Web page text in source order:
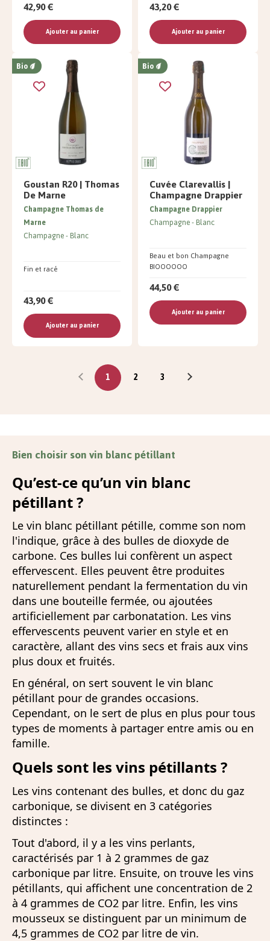
42,90 €
Ajouter au panier
43,20 €
Ajouter au panier
Bio
Goustan R20 | Thomas
De Marne
Fin et racé
Champagne Thomas de
Marne
Champagne Blanc
43,90 €
Ajouter au panier
Bio
Cuvée Clarevallis |
Champagne Drappier
Beau et bon Champagne
BIOOOOOO
Champagne Drappier
Champagne Blanc
44,50 €
Ajouter au panier
1 2 3
Bien choisir son vin blanc pétillant
Qu’est-ce qu’un vin blanc
pétillant ?
Le vin blanc pétillant pétille, comme son nom
l'indique, grâce à des bulles de dioxyde de
carbone. Ces bulles lui confèrent un aspect
effervescent. Elles peuvent être produites
naturellement pendant la fermentation du vin
dans une bouteille fermée, ou ajoutées
artificiellement par carbonatation. Les vins
effervescents peuvent varier en style et en
caractère, allant des vins secs et frais aux vins
plus doux et fruités.
En général, on sert souvent le vin blanc
pétillant pour de grandes occasions.
Cependant, on le sert de plus en plus pour tous
types de moments à partager entre amis ou en
famille.
Quels sont les vins pétillants ?
Les vins contenant des bulles, et donc du gaz
carbonique, se divisent en 3 catégories
distinctes :
Tout d'abord, il y a les vins perlants,
caractérisés par 1 à 2 grammes de gaz
carbonique par litre. Ensuite, on trouve les vins
pétillants, qui affichent une concentration de 2
à 4 grammes de CO2 par litre. Enfin, les vins
mousseux se distinguent par un minimum de
4,5 grammes de CO2 par litre de vin.